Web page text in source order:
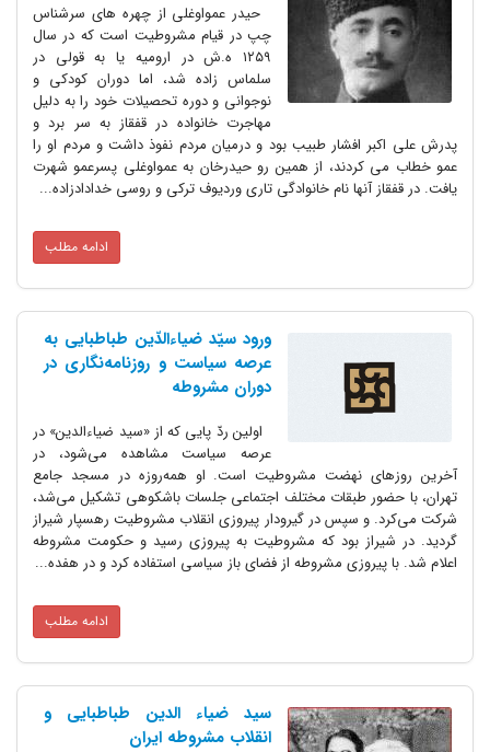
حیدر عمواوغلی از چهره های سرشناس
چپ در قیام مشروطیت است که در سال
۱۲۵۹ ه.ش در ارومیه یا به قولی در
سلماس زاده شد، اما دوران کودکی و
نوجوانی و دوره تحصیلات خود را به دلیل
مهاجرت خانواده در قفقاز به سر برد و
پدرش علی اکبر افشار طبیب بود و درمیان مردم نفوذ داشت و مردم او را
عمو خطاب می کردند، از همین رو حیدرخان به عمواوغلی پسرعمو شهرت
یافت. در قفقاز آنها نام خانوادگی تاری وردیوف ترکی و روسی خدادادزاده...
ادامه مطلب
ورود سیّد ضیاءالدّین طباطبایی به
عرصه سیاست و روزنامه‌نگاری در
دوران مشروطه
اولین ردّ پایی که از «سید ضیاءالدین» در
عرصه سیاست مشاهده می‌شود، در
آخرین روزهای نهضت مشروطیت است. او همه‌روزه در مسجد جامع
تهران، با حضور طبقات مختلف اجتماعی جلسات باشکوهی تشکیل می‌شد،
شرکت می‌کرد. و سپس در گیرودار پیروزی انقلاب مشروطیت رهسپار شیراز
گردید. در شیراز بود که مشروطیت به پیروزی رسید و حکومت مشروطه
اعلام شد. با پیروزی مشروطه از فضای باز سیاسی استفاده کرد و در هفده...
ادامه مطلب
سید ضیاء الدین طباطبایی و
انقلاب مشروطه ایران